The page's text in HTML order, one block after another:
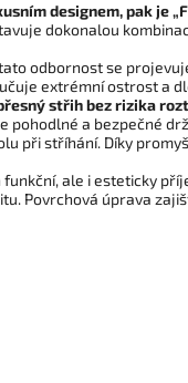
designem, pak je
dokonalou
odbornost se
extrémní ostrost a
střih bez rizika
pohodlné a bezpečné
při stříhání. Díky
ale i esteticky
Povrchová úprava